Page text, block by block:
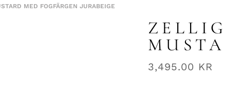
MED FOGFÄRGEN JURABEIGE
3,495.00 KR